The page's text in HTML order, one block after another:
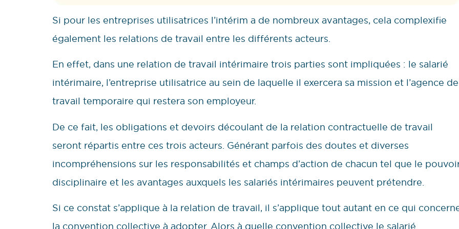
Si pour les entreprises utilisatrices l’intérim a de nombreux avantages, cela complexifie
également les relations de travail entre les différents acteurs.
En effet, dans une relation de travail intérimaire trois parties sont impliquées : le salarié
intérimaire, l’entreprise utilisatrice au sein de laquelle il exercera sa mission et l’agence de
travail temporaire qui restera son employeur.
De ce fait, les obligations et devoirs découlant de la relation contractuelle de travail
seront répartis entre ces trois acteurs. Générant parfois des doutes et diverses
incompréhensions sur les responsabilités et champs d’action de chacun tel que le
disciplinaire et les avantages auxquels les salariés intérimaires peuvent prétendre.
Si ce constat s’applique à la relation de travail, il s’applique tout autant en ce qui
la convention collective à adopter. Alors à quelle convention collective le salarié